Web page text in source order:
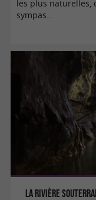
les plus naturelles,
sympas…
La rivière